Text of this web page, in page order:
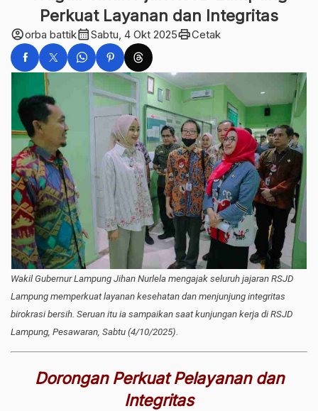
Perkuat Layanan dan Integritas
account_circleorba battikcalendar_monthSabtu, 4 Okt 2025printCetak
Wakil Gubernur Lampung Jihan Nurlela mengajak seluruh jajaran RSJD
Lampung memperkuat layanan kesehatan dan menjunjung integritas
birokrasi bersih. Seruan itu ia sampaikan saat kunjungan kerja di RSJD
Lampung, Pesawaran, Sabtu (4/10/2025).
Dorongan Perkuat Pelayanan dan
Integritas